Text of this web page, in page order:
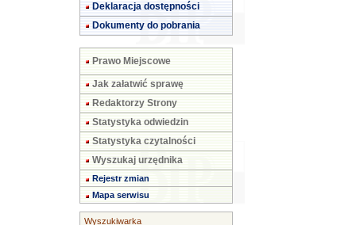
Deklaracja dostępności
Dokumenty do pobrania
Prawo Miejscowe
Jak załatwić sprawę
Redaktorzy Strony
Statystyka odwiedzin
Statystyka czytalności
Wyszukaj urzędnika
Rejestr zmian
Mapa serwisu
Wyszukiwarka